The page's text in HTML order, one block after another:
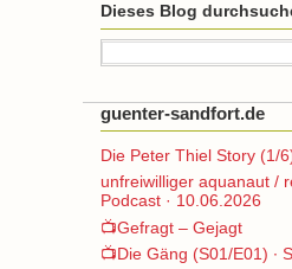
Dieses Blog
guenter-sandfort.de
Die Peter Thiel Story (1/
unfreiwilliger aquanaut /
Podcast · 10.06.2026
📺Gefragt – Gejagt
📺Die Gäng (S01/E01) ∙